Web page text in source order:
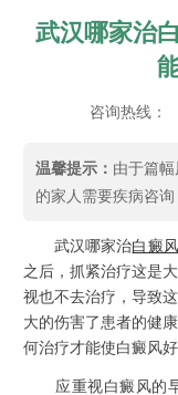
武汉哪家治
咨询热线：
温馨提示： 由于篇
的家人需要疾病咨询
武汉哪家治白癜风
之后，抓紧治疗这是
视也不去治疗，导致
大的伤害了患者的健
何治疗才能使白癜风
应重视白癜风的早